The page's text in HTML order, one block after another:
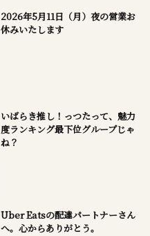
2026年5月11日（月）夜の営業お
休みいたします
いばらき推し！っつたって、魅力
度ランキング最下位グループじゃ
ね？
Uber Eatsの配達パートナーさん
へ。心からありがとう。